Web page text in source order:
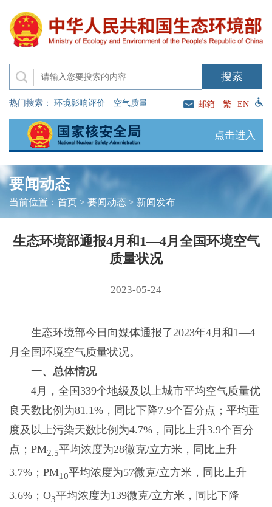
热门搜索： 环境影响评价 空气质量 邮箱 繁 EN
点击进入
要闻动态
当前位置： 首页> 要闻动态 > 新闻发布
生态环境部通报4月和1—4月全国环境空气
质量状况
2023-05-24
生态环境部今日向媒体通报了2023年4月和1—4
月全国环境空气质量状况。
一、总体情况
4月，全国339个地级及以上城市平均空气质量优
良天数比例为81.1%，同比下降7.9个百分点；平均重
度及以上污染天数比例为4.7%，同比上升3.9个百分
点；PM2.5平均浓度为28微克/立方米，同比上升
3.7%；PM10平均浓度为57微克/立方米，同比上升
3.6%；O3平均浓度为139微克/立方米，同比下降